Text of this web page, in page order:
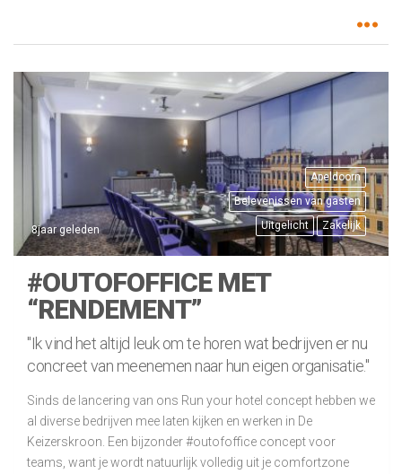
Apeldoorn
Belevenissen van gasten
Uitgelicht
Zakelijk
8jaar geleden
#OUTOFOFFICE MET
“RENDEMENT”
"Ik vind het altijd leuk om te horen wat bedrijven er nu
concreet van meenemen naar hun eigen organisatie."
Sinds de lancering van ons Run your hotel concept hebben we
al diverse bedrijven mee laten kijken en werken in De
Keizerskroon. Een bijzonder #outofoffice concept voor
teams, want je wordt natuurlijk volledig uit je comfortzone